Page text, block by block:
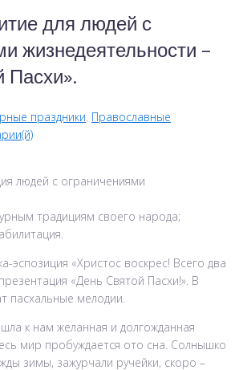
для людей с
жизнедеятельности –
Пасхи».
праздники, Православные
людей с ограничениями
традициям своего народа;
эспозиция «Христос воскрес! Всего два
«День Святой Пасхи!». В
пасхальные мелодии.
к нам желанная и долгожданная
мир пробуждается ото сна. Солнышко
зимы, зажурчали ручейки, скоро –